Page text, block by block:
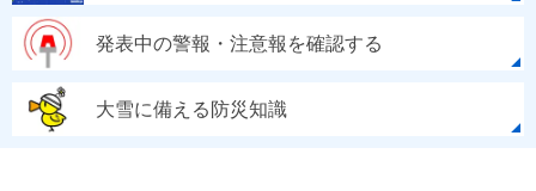
発表中の警報・注意報を確認する
大雪に備える防災知識